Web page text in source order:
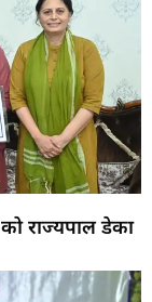
राज्यपाल डेका